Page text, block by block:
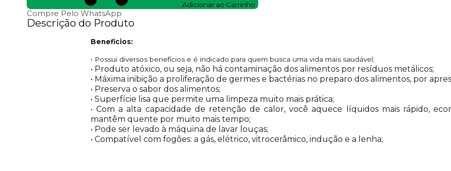
Adicionar ao Carrinho
Compre Pelo WhatsApp
Descrição do Produto
Beneficios:
• Possui diversos benefícios e é indicado para quem busca uma vida mais saudável;
• Produto atóxico, ou seja, não há contaminação dos alimentos por resíduos metálicos;
• Máxima inibição a proliferação de germes e bactérias no preparo dos alimentos, por
• Preserva o sabor dos alimentos;
• Superfície lisa que permite uma limpeza muito mais prática;
• Com a alta capacidade de retenção de calor, você aquece líquidos mais rápido,
mantêm quente por muito mais tempo;
• Pode ser levado à máquina de lavar louças;
• Compatível com fogões: a gás, elétrico, vitrocerâmico, indução e a lenha;